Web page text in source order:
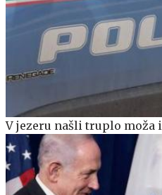
V jezeru našli truplo